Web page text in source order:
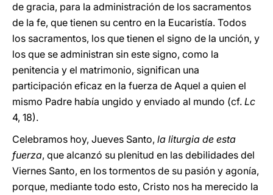
de gracia, para la administración de los sacramentos
de la fe, que tienen su centro en la Eucaristía. Todos
los sacramentos, los que tienen el signo de la unción, y
los que se administran sin este signo, como la
penitencia y el matrimonio, significan una
participación eficaz en la fuerza de Aquel a quien el
mismo Padre había ungido y enviado al mundo (cf. Lc
4, 18).
Celebramos hoy, Jueves Santo, la liturgia de esta
fuerza, que alcanzó su plenitud en las debilidades del
Viernes Santo, en los tormentos de su pasión y agonía,
porque, mediante todo esto, Cristo nos ha merecido la